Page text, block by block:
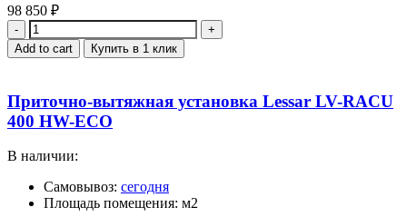
98 850 ₽
Quantity
Add to cart Купить в 1 клик
Приточно-вытяжная установка Lessar LV-RACU
400 HW-ECO
В наличии:
Самовывоз: сегодня
Площадь помещения: м2